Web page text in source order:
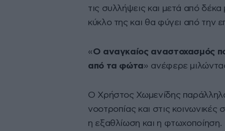
τις συλλήψεις και μετά από
κύκλο της και θα φύγει από την
«Ο αναγκαίος αναστοχασμός
από τα φώτα» ανέφερε
Ο Χρήστος Χωμενίδης
νοοτροπίας και στις
η εξαθλίωση και η φτωχοποίηση.